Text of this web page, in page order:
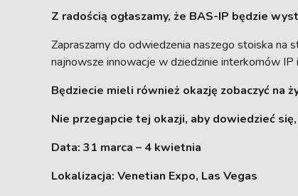
Z radością ogłaszamy, że BAS-IP będzie
Zapraszamy do odwiedzenia naszego stoiska na
najnowsze innowacje w dziedzinie interkomów IP
Będziecie mieli również okazję zobaczyć na
Nie przegapcie tej okazji, aby dowiedzieć
Data: 31 marca – 4 kwietnia
Lokalizacja: Venetian Expo, Las Vegas